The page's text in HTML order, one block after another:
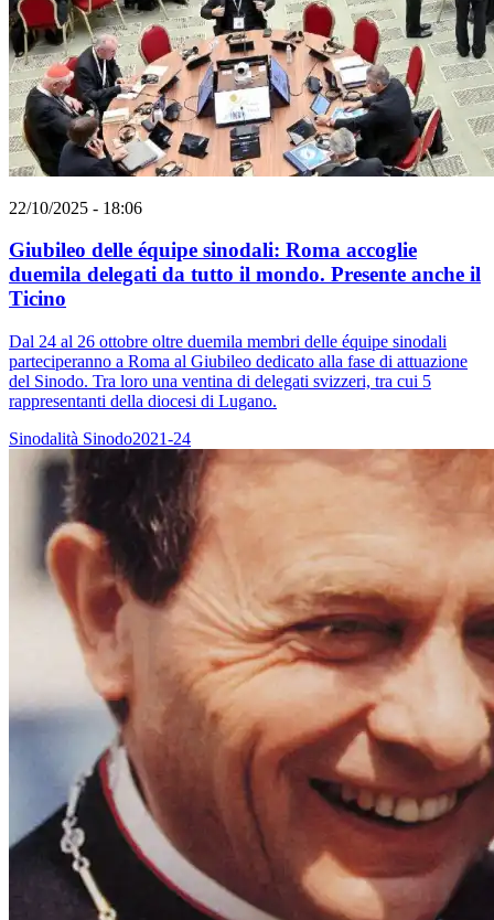
22/10/2025 - 18:06
Giubileo delle équipe sinodali: Roma accoglie
duemila delegati da tutto il mondo. Presente anche il
Ticino
Dal 24 al 26 ottobre oltre duemila membri delle équipe sinodali
parteciperanno a Roma al Giubileo dedicato alla fase di attuazione
del Sinodo. Tra loro una ventina di delegati svizzeri, tra cui 5
rappresentanti della diocesi di Lugano.
Sinodalità Sinodo2021-24